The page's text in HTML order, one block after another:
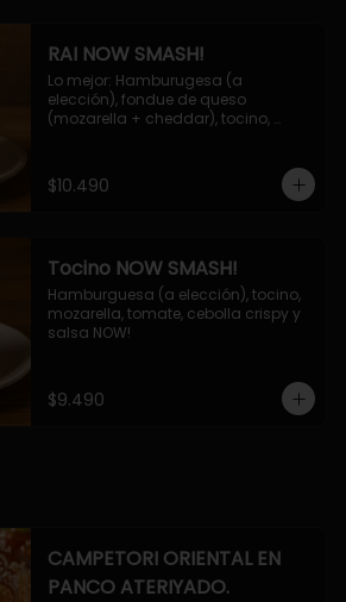
RAI NOW SMASH!
Lo mejor: Hamburugesa (a
elección), fondue de queso
(mozarella + cheddar), tocino,
NOW!
$10.490
Tocino NOW SMASH!
Hamburguesa (a elección), tocino,
mozarella, tomate, cebolla crispy y
salsa NOW!
$9.490
CAMPETORI ORIENTAL EN
PANCO ATERIYADO.